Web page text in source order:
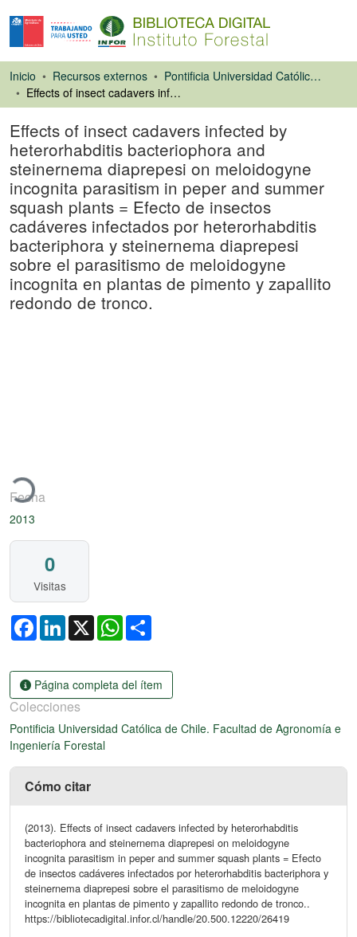
Inicio Recursos externos
Pontificia Universidad Católica de Chile. Facultad de Agronomía e Ingeniería Forestal
Effects of insect cadavers infected by heterorhabditis bacteriophora and steinernema diaprepesi on meloidogyne incognita parasitism in peper and summer squash plants = Efecto de insectos cadáveres infectados por heterorhabditis bacteriphora y steinernema diaprepesi sobre el parasitismo de meloidogyne incognita en plantas de pimento y zapallito redondo de tronco.
Effects of insect cadavers infected by
heterorhabditis bacteriophora and
steinernema diaprepesi on meloidogyne
incognita parasitism in peper and summer
squash plants = Efecto de insectos
cadáveres infectados por heterorhabditis
bacteriphora y steinernema diaprepesi
sobre el parasitismo de meloidogyne
incognita en plantas de pimento y zapallito
redondo de tronco.
Fecha
2013
0
Visitas
FacebookLinkedIn
X WhatsApp
Página completa del ítem
Colecciones
Pontificia Universidad Católica de Chile. Facultad de Agronomía e
Ingeniería Forestal
Cómo citar
(2013). Effects of insect cadavers infected by heterorhabditis
bacteriophora and steinernema diaprepesi on meloidogyne
incognita parasitism in peper and summer squash plants = Efecto
de insectos cadáveres infectados por heterorhabditis bacteriphora y
steinernema diaprepesi sobre el parasitismo de meloidogyne
incognita en plantas de pimento y zapallito redondo de tronco..
https://bibliotecadigital.infor.cl/handle/20.500.12220/26419